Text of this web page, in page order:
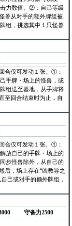
力数值。②：自己等级
兽从对手的额外牌组被
组，挑选其中１只怪兽
合仅可发动１张。①：
手牌・场上的怪兽，或
组送至墓地，从手牌将
至回合结束时为止，自
合仅可发动１张。①：
放自己的手牌・场上的
步怪兽除外，从自己的
后，场上存在“凶教导之
己或对手的额外牌组，
守备力2500